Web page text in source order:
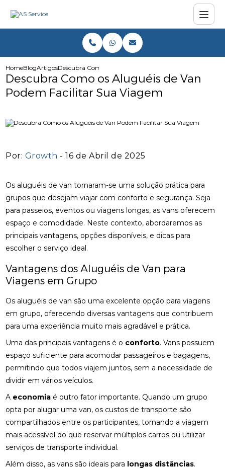
HomeBlogArtigosDescubra Como os Aluguéis de Van Podem Facilitar Sua
Descubra Como os Aluguéis de Van
Podem Facilitar Sua Viagem
Por: Growth - 16 de Abril de 2025
Os aluguéis de van tornaram-se uma solução prática para
grupos que desejam viajar com conforto e segurança. Seja
para passeios, eventos ou viagens longas, as vans oferecem
espaço e comodidade. Neste contexto, abordaremos as
principais vantagens, opções disponíveis, e dicas para
escolher o serviço ideal.
Vantagens dos Aluguéis de Van para
Viagens em Grupo
Os aluguéis de van são uma excelente opção para viagens
em grupo, oferecendo diversas vantagens que contribuem
para uma experiência muito mais agradável e prática.
Uma das principais vantagens é o conforto. Vans possuem
espaço suficiente para acomodar passageiros e bagagens,
permitindo que todos viajem juntos, sem a necessidade de
dividir em vários veículos.
A economia é outro fator importante. Quando um grupo
opta por alugar uma van, os custos de transporte são
compartilhados entre os participantes, tornando a viagem
mais acessível do que reservar múltiplos carros ou utilizar
serviços de transporte individual.
Além disso, as vans são ideais para longas distâncias.